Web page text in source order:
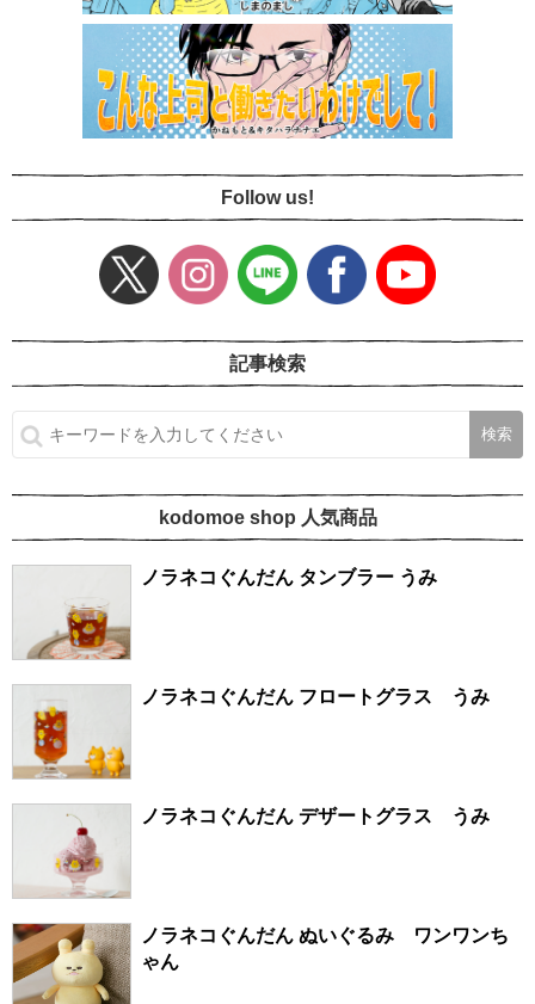
Follow us!
記事検索
kodomoe shop 人気商品
ノラネコぐんだん タンブラー うみ
ノラネコぐんだん フロートグラス うみ
ノラネコぐんだん デザートグラス うみ
ノラネコぐんだん ぬいぐるみ ワンワンち
ゃん